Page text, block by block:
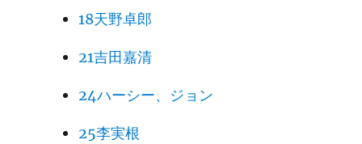
18天野卓郎
21吉田嘉清
24ハーシー、ジョン
25李実根